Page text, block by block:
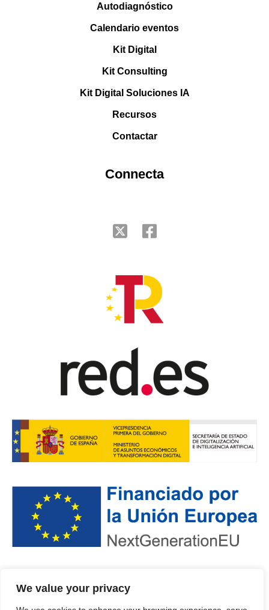
We value your privacy
Autodiagnóstico
Calendario eventos
Kit Digital
Kit Consulting
Kit Digital Soluciones IA
Recursos
Contactar
Connecta
POLÍTICA DE PRIVACIDAD
POLÍTICA DE COOKIES